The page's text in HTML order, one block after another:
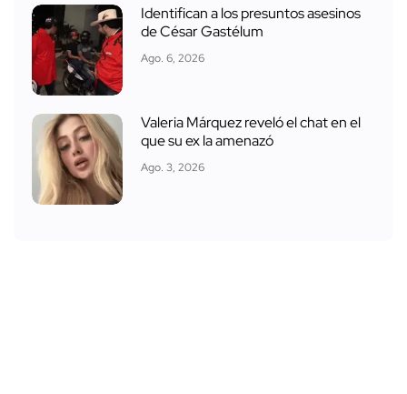
Identifican a los presuntos asesinos
de César Gastélum
Ago. 6, 2026
Valeria Márquez reveló el chat en el
que su ex la amenazó
Ago. 3, 2026